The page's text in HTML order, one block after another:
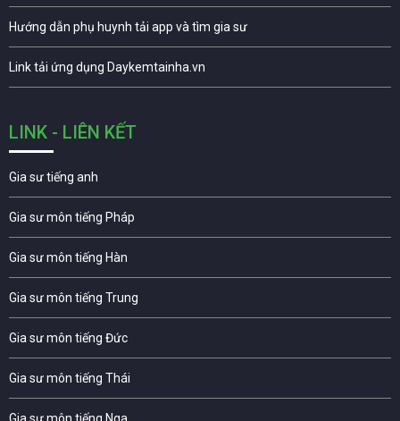
Hướng dẫn phụ huynh tải app và tìm gia sư
Link tải ứng dụng Daykemtainha.vn
LINK - LIÊN KẾT
Gia sư tiếng anh
Gia sư môn tiếng Pháp
Gia sư môn tiếng Hàn
Gia sư môn tiếng Trung
Gia sư môn tiếng Đức
Gia sư môn tiếng Thái
Gia sư môn tiếng Nga